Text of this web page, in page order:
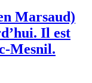
Marsaud)
Il est
Mesnil.